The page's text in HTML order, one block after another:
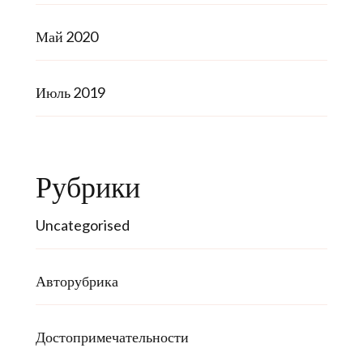
Май 2020
Июль 2019
Рубрики
Uncategorised
Авторубрика
Достопримечательности